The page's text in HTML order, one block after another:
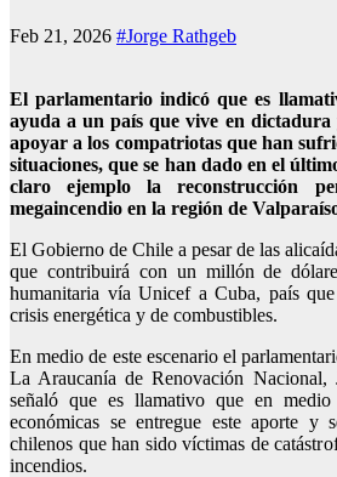
Feb 21, 2026 #Jorge Rathgeb
El parlamentario indicó que es
ayuda a un país que vive en
apoyar a los compatriotas que han
situaciones, que se han dado en el
claro ejemplo la reconstrucción
megaincendio en la región de
El Gobierno de Chile a pesar de las
que contribuirá con un millón de
humanitaria vía Unicef a Cuba, país
crisis energética y de combustibles.
En medio de este escenario el
La Araucanía de Renovación Nacional,
señaló que es llamativo que en
económicas se entregue este aporte y
chilenos que han sido víctimas de
incendios.